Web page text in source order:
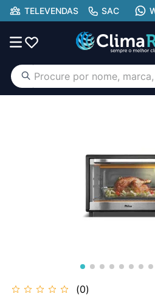
TELEVENDAS SAC
Procure por nome, marca,
0
hisense portátil
9º fujitsu